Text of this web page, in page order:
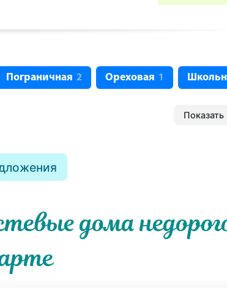
Пограничная 2 Ореховая 1
Показать
дома